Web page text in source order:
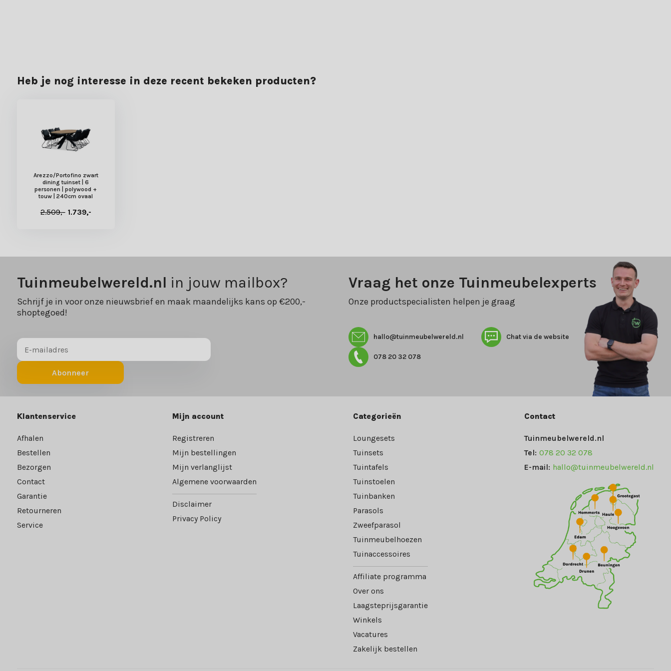
Heb je nog interesse in deze recent bekeken producten?
Arezzo/Portofino zwart
dining tuinset | 6
personen | polywood +
touw | 240cm ovaal
2.509,- 1.739,-
Tuinmeubelwereld.nl in jouw mailbox?
Schrijf je in voor onze nieuwsbrief en maak maandelijks kans op €200,-
shoptegoed!
Abonneer
Vraag het onze Tuinmeubelexperts
Onze productspecialisten helpen je graag
hallo@tuinmeubelwereld.nl Chat via de website
078 20 32 078
Klantenservice
Afhalen
Bestellen
Bezorgen
Contact
Garantie
Retourneren
Service
Mijn account
Registreren
Mijn bestellingen
Mijn verlanglijst
Algemene voorwaarden
Disclaimer
Privacy Policy
Categorieën
Loungesets
Tuinsets
Tuintafels
Tuinstoelen
Tuinbanken
Parasols
Zweefparasol
Tuinmeubelhoezen
Tuinaccessoires
Affiliate programma
Over ons
Laagsteprijsgarantie
Winkels
Vacatures
Zakelijk bestellen
Contact
Tuinmeubelwereld.nl
Tel: 078 20 32 078
E-mail: hallo@tuinmeubelwereld.nl